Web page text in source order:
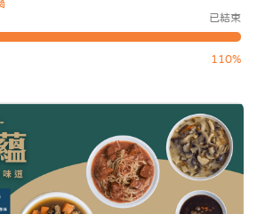
已結束
110%